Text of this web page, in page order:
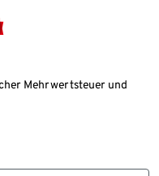
Mehrwertsteuer und